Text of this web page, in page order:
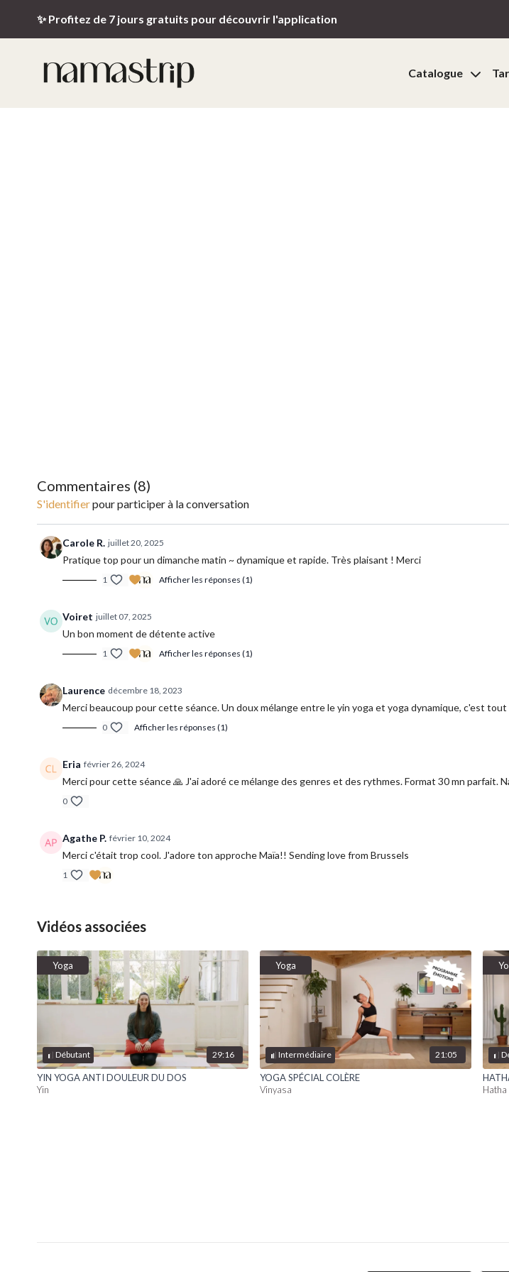
✨ Profitez de 7 jours gratuits pour découvrir l'application
Catalogue
Commentaires (8)
S'identifierpour participer à la conversation
Carole R. juillet 20, 2025
Pratique top pour un dimanche matin ~ dynamique et rapide. Très plaisant ! Merci
1 Afficher les réponses (1)
Voiret juillet 07, 2025
Un bon moment de détente active
1 Afficher les réponses (1)
Laurence décembre 18, 2023
Merci beaucoup pour cette séance. Un doux mélange entre le yin yoga et yoga dynamique, c'est tout
0 Afficher les réponses (1)
Eria février 26, 2024
Merci pour cette séance 🙏 J'ai adoré ce mélange des genres et des rythmes. Format 30 mn parfait.
0
Agathe P. février 10, 2024
Merci c'était trop cool. J'adore ton approche Maïa!! Sending love from Brussels
1
Vidéos associées
Débutant
Yoga
29:16
YIN YOGA ANTI DOULEUR DU DOS
Yin
Intermédiaire
Yoga
21:05
YOGA SPÉCIAL COLÈRE
Vinyasa
Hatha